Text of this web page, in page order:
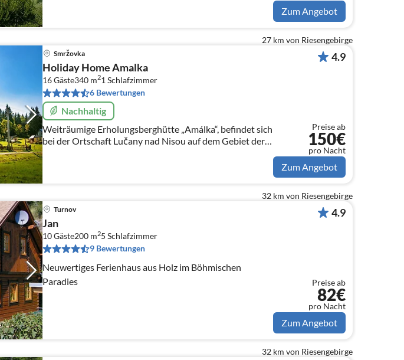
Zum Angebot
27 km von Riesengebirge
Smržovka
Holiday Home Amalka
16 Gäste340 m21 Schlafzimmer
6 Bewertungen
Nachhaltig
Weiträumige Erholungsberghütte „Amálka“, befindet sich
bei der Ortschaft Lučany nad Nisou auf dem Gebiet der
Ortschaft Nová Ves nad Nisou und Smržovka im Kreis
4.9
Preise ab
150€
pro Nacht
Zum Angebot
32 km von Riesengebirge
Turnov
Jan
10 Gäste200 m25 Schlafzimmer
9 Bewertungen
Neuwertiges Ferienhaus aus Holz im Böhmischen
Paradies
4.9
Preise ab
82€
pro Nacht
Zum Angebot
32 km von Riesengebirge